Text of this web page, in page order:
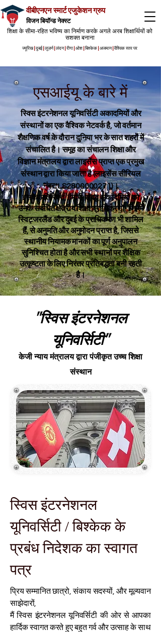
वीबीएनएन स्मार्ट एजुकेशन ग्रुप
विजन बियॉन्ड नेक्स्ट
शिक्षा के सीमा-रहित भविष्य का निर्माण करके अगले अरब शिक्षार्थियों को
सशक्त बनाना
ज्यूरिख दुबई लुज़र्न लंदन रीगा ओश बिश्केक अजमान वैश्विक स्तर पर
एसआईयू के बारे में
स्विस इंटरनेशनल यूनिवर्सिटी अकादमियों और
संस्थानों का एक वैश्विक नेटवर्क है, जो वर्तमान
शैक्षणिक वर्ष के दौरान दुनिया भर के सात शहरों में
संचालित है। समूह का संचालन शिक्षा और
विज्ञान मंत्रालय द्वारा लाइसेंस प्राप्त एक प्रमुख
संस्थान द्वारा किया जाता है (लाइसेंस सीरियल
नंबर: LS2800000271)।
इसके अतिरिक्त, हमारी संबद्ध अकादमियों को
उनके संबंधित क्षेत्रीय शिक्षा प्राधिकरणों, जिनमें
स्विट्जरलैंड और दुबई के प्राधिकरण भी शामिल
हैं, से अनुमति और अनुमोदन प्राप्त है, जिससे
स्थानीय नियामक मानकों का पूर्ण अनुपालन
सुनिश्चित होता है और सभी स्थानों पर शैक्षिक
उत्कृष्टता के लिए निरंतर प्रतिबद्धता बनी रहती
है।
"स्विस इंटरनेशनल
यूनिवर्सिटी"
केजी न्याय मंत्रालय द्वारा पंजीकृत उच्च शिक्षा
संस्थान
स्विस इंटरनेशनल
यूनिवर्सिटी / बिश्केक के
प्रबंध निदेशक का स्वागत
पत्र
प्रिय सम्मानित छात्रो, संकाय सदस्यों, और मूल्यवान
साझेदारों,
मैं स्विस इंटरनेशनल यूनिवर्सिटी की ओर से आपका
हार्दिक स्वागत करते हुए बहुत गर्व और उत्साह के साथ